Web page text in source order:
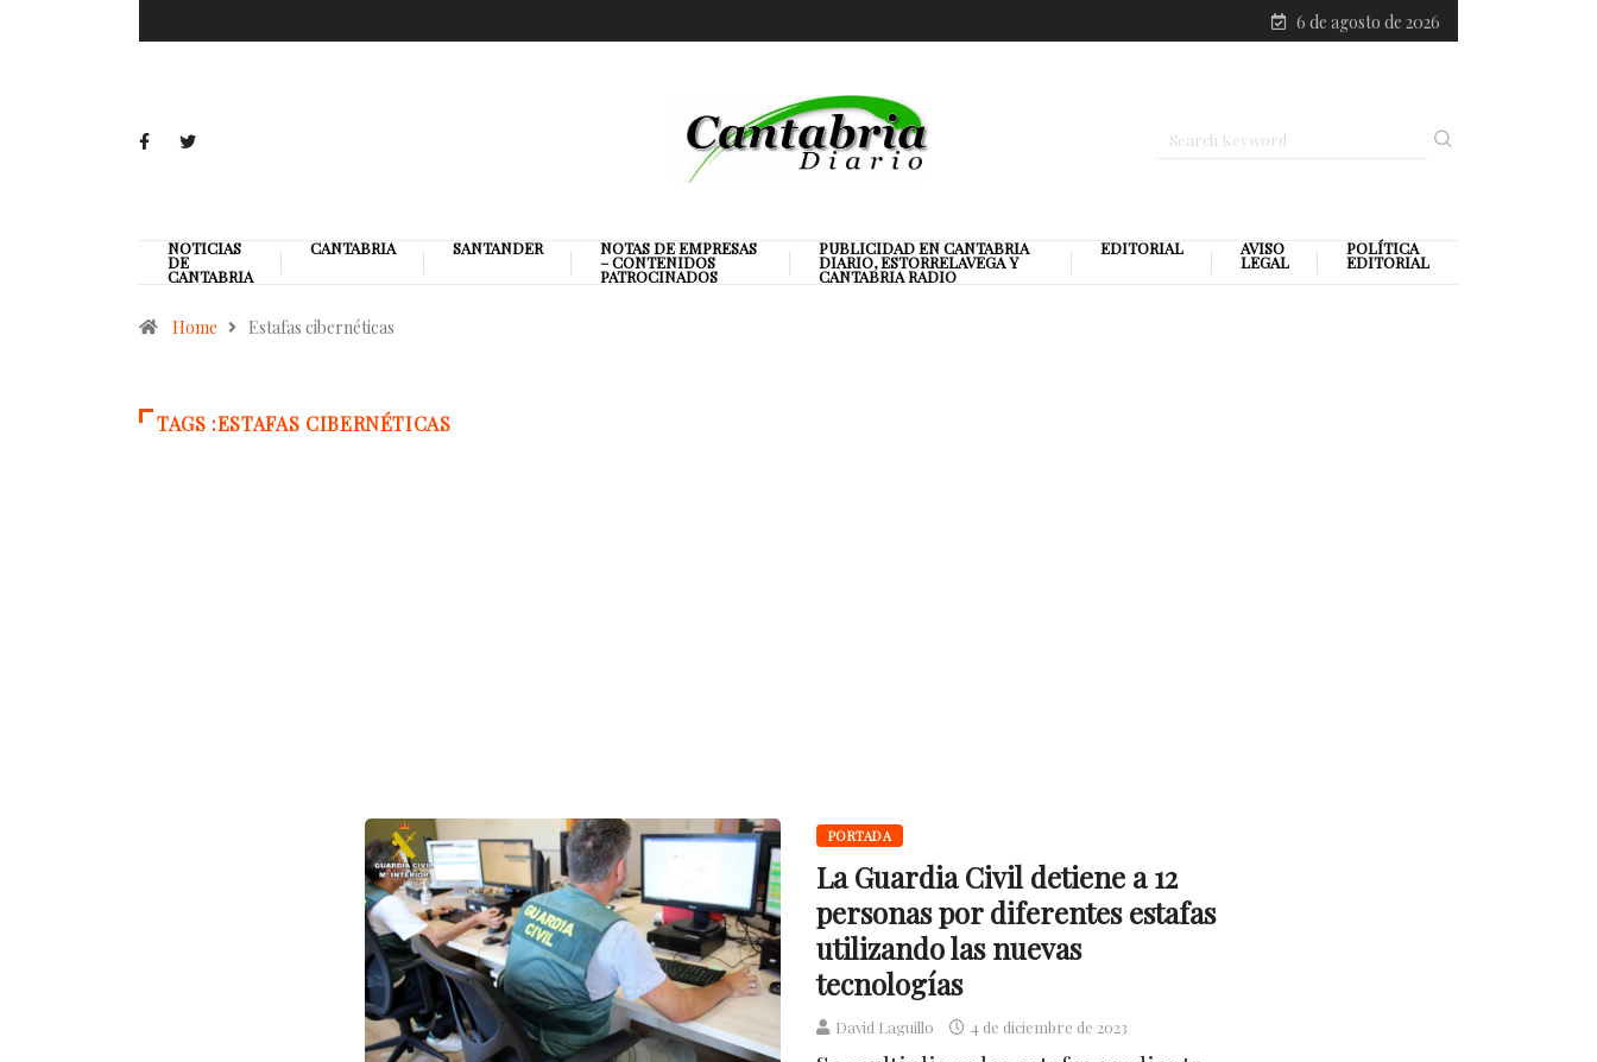
6 de agosto de 2026
NOTICIAS
DE
CANTABRIA
CANTABRIA SANTANDER NOTAS DE EMPRESAS
– CONTENIDOS
PATROCINADOS
PUBLICIDAD EN CANTABRIA
DIARIO, ESTORRELAVEGA Y
CANTABRIA RADIO
EDITORIAL AVISO
LEGAL
POLÍTICA
EDITORIAL
Home Estafas cibernéticas
TAGS :ESTAFAS CIBERNÉTICAS
PORTADA
La Guardia Civil detiene a 12
personas por diferentes estafas
utilizando las nuevas
tecnologías
David Laguillo 4 de diciembre de 2023